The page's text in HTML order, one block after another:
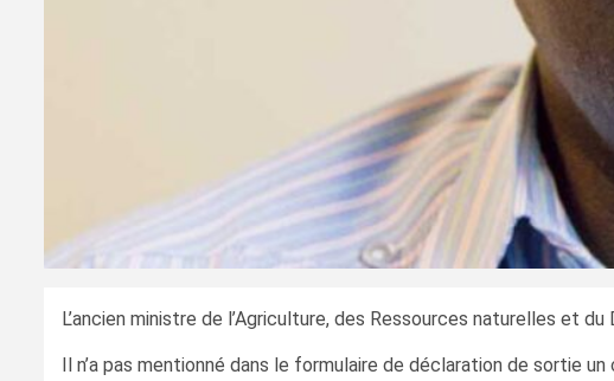
L’ancien ministre de l’Agriculture, des Ressources naturelles et
Il n’a pas mentionné dans le formulaire de déclaration de sortie